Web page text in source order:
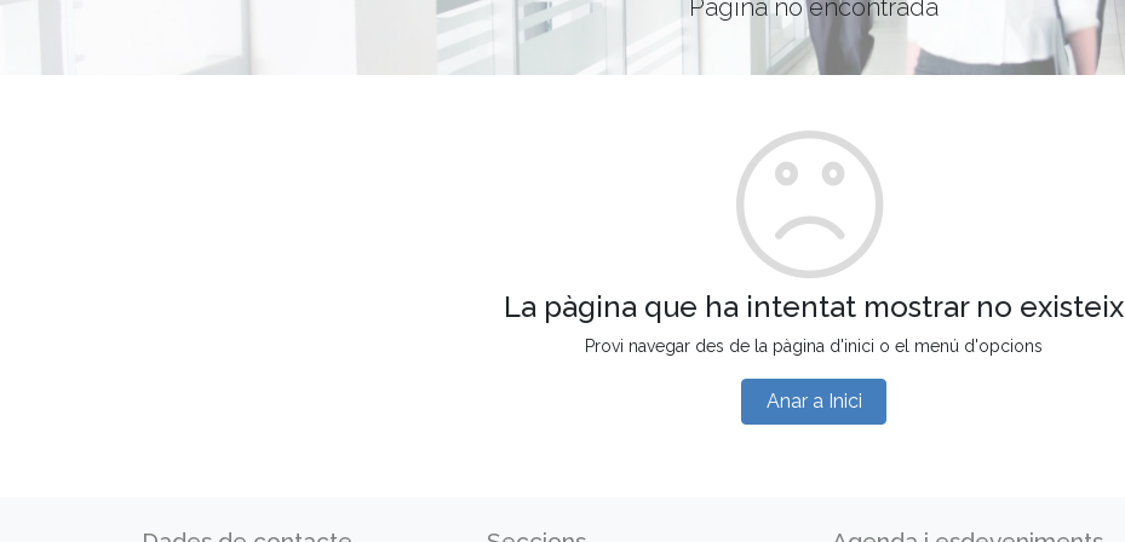
Pàgina no encontrada
La pàgina que ha intentat mostrar no existeix
Provi navegar des de la pàgina d'inici o el menú d'opcions
Anar a Inici